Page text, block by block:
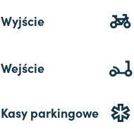
Wyjście
Wejście
Kasy parkingowe